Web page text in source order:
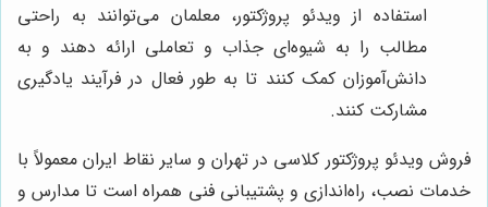
استفاده از ویدئو پروژکتور، معلمان می‌توانند به راحتی
مطالب را به شیوه‌ای جذاب و تعاملی ارائه دهند و به
دانش‌آموزان کمک کنند تا به طور فعال در فرآیند یادگیری
مشارکت کنند.
فروش ویدئو پروژکتور کلاسی در تهران و سایر نقاط ایران معمولاً با
خدمات نصب، راه‌اندازی و پشتیبانی فنی همراه است تا مدارس و